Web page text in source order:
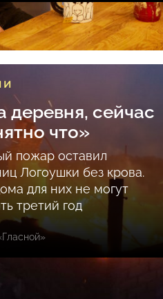
деревня, сейчас
что»
пожар оставил
Логоушки без крова.
для них не могут
третий год